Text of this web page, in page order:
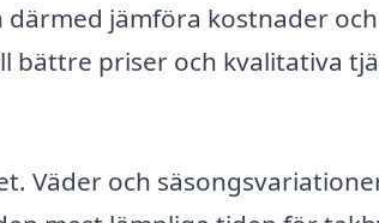
jämföra kostnader och
bättre priser och kvalitativa
Väder och